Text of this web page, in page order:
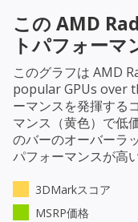
この AMD
トパフォーマ
このグラフは AMD
popular GPUs over
ーマンスを発揮する
マンス（黄色）で低
のバーのオーバーラ
パフォーマンスが高
3DMarkスコア
MSRP価格